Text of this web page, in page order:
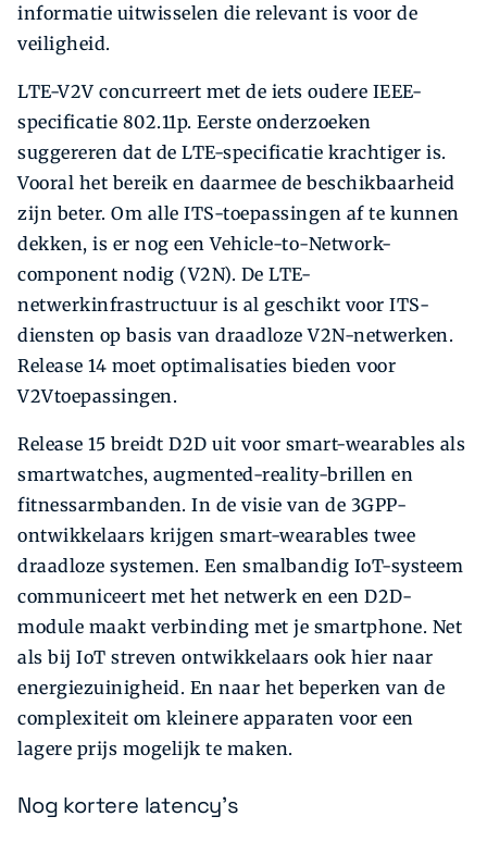
informatie uitwisselen die relevant is voor de
veiligheid.
LTE-V2V concurreert met de iets oudere IEEE-
specificatie 802.11p. Eerste onderzoeken
suggereren dat de LTE-specificatie krachtiger is.
Vooral het bereik en daarmee de beschikbaarheid
zijn beter. Om alle ITS-toepassingen af te kunnen
dekken, is er nog een Vehicle-to-Network-
component nodig (V2N). De LTE-
netwerkinfrastructuur is al geschikt voor ITS-
diensten op basis van draadloze V2N-netwerken.
Release 14 moet optimalisaties bieden voor
V2Vtoepassingen.
Release 15 breidt D2D uit voor smart-wearables als
smartwatches, augmented-reality-brillen en
fitnessarmbanden. In de visie van de 3GPP-
ontwikkelaars krijgen smart-wearables twee
draadloze systemen. Een smalbandig IoT-systeem
communiceert met het netwerk en een D2D-
module maakt verbinding met je smartphone. Net
als bij IoT streven ontwikkelaars ook hier naar
energiezuinigheid. En naar het beperken van de
complexiteit om kleinere apparaten voor een
lagere prijs mogelijk te maken.
Nog kortere latency's